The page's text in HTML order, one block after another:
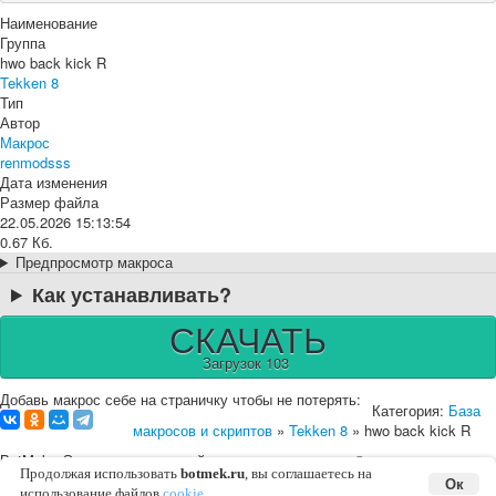
Наименование
Группа
hwo back kick R
Tekken 8
Тип
Автор
Макрос
renmodsss
Дата изменения
Размер файла
22.05.2026 15:13:54
0.67 Кб.
Предпросмотр макроса
Как устанавливать?
СКАЧАТЬ
Загрузок 103
Добавь макрос себе на страничку чтобы не потерять:
Категория: База
макросов и скриптов » Tekken 8 » hwo back kick R
BotMek - Эмулятор макросной клавиатуры и мышки ©
2016-2026 |
English